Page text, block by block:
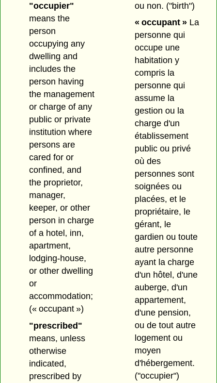
"occupier"
means the
person
occupying any
dwelling and
includes the
person having
the management
or charge of any
public or private
institution where
persons are
cared for or
confined, and
the proprietor,
manager,
keeper, or other
person in charge
of a hotel, inn,
apartment,
lodging-house,
or other dwelling
or
accommodation;
(« occupant »)
"prescribed"
means, unless
otherwise
indicated,
prescribed by
ou non. ("birth")
« occupant »La
personne qui
occupe une
habitation y
compris la
personne qui
assume la
gestion ou la
charge d'un
établissement
public ou privé
où des
personnes sont
soignées ou
placées, et le
propriétaire, le
gérant, le
gardien ou toute
autre personne
ayant la charge
d'un hôtel, d'une
auberge, d'un
appartement,
d'une pension,
ou de tout autre
logement ou
moyen
d'hébergement.
("occupier")